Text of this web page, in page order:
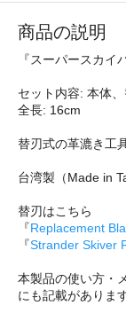
商品の説明
『スーパースカイ
セット内容: 本体
全長: 16cm
替刃式の革漉き工
台湾製（Made in
替刃はこちら
『Replacement
『Strander Skiver
本製品の使い方・
にも記載があります